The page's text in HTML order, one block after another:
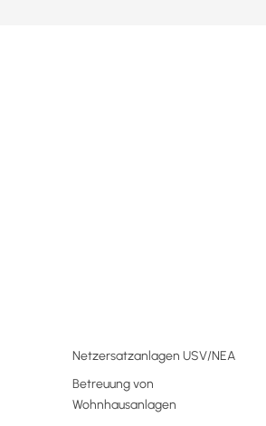
Netzersatzanlagen USV/NEA
Betreuung von
Wohnhausanlagen